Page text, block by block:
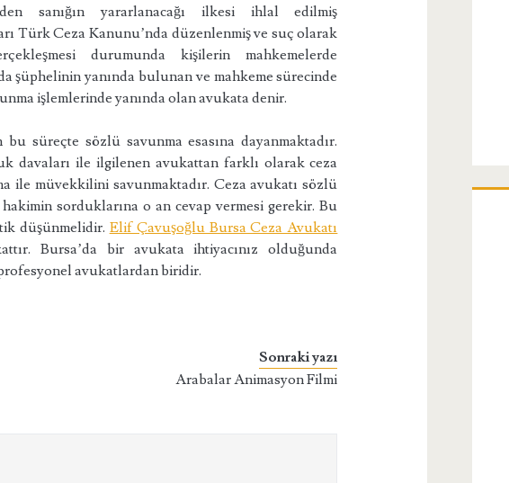
sanığın yararlanacağı ilkesi ihlal edilmiş
Türk Ceza Kanunu’nda düzenlenmiş ve suç olarak
durumunda kişilerin mahkemelerde
şüphelinin yanında bulunan ve mahkeme sürecinde
işlemlerinde yanında olan avukata denir.
süreçte sözlü savunma esasına dayanmaktadır.
davaları ile ilgilenen avukattan farklı olarak ceza
ile müvekkilini savunmaktadır. Ceza avukatı sözlü
hakimin sorduklarına o an cevap vermesi gerekir. Bu
düşünmelidir. Elif Çavuşoğlu Bursa Ceza Avukatı
Bursa’da bir avukata ihtiyacınız olduğunda
avukatlardan biridir.
Sonraki yazı
Arabalar Animasyon Filmi